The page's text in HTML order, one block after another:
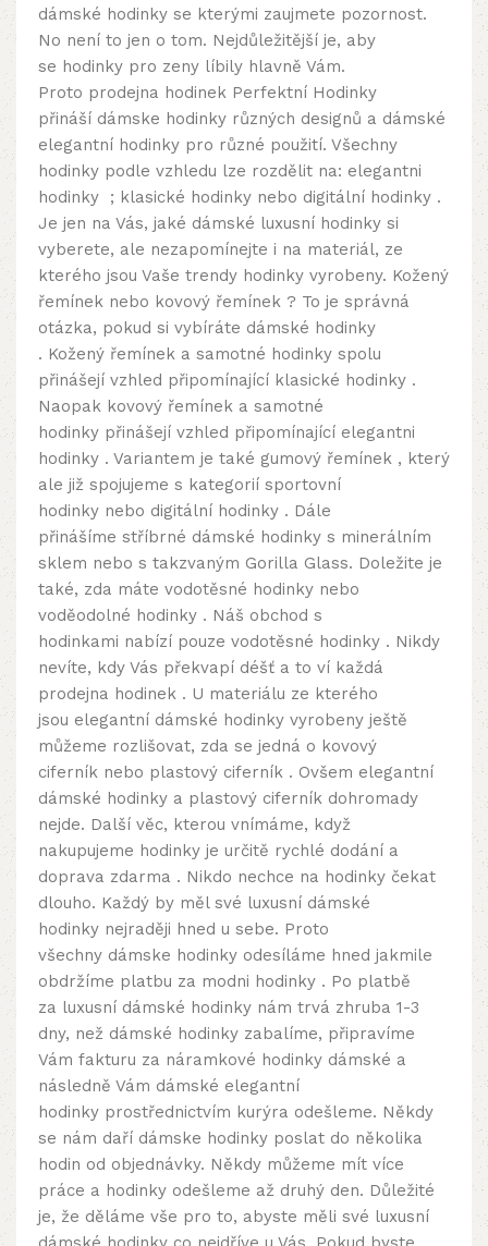
dámské hodinky se kterými zaujmete pozornost.
No není to jen o tom. Nejdůležitější je, aby
se hodinky pro zeny líbily hlavně Vám.
Proto prodejna hodinek Perfektní Hodinky
přináší dámske hodinky různých designů a dámské
elegantní hodinky pro různé použití. Všechny
hodinky podle vzhledu lze rozdělit na: elegantni
hodinky ; klasické hodinky nebo digitální hodinky .
Je jen na Vás, jaké dámské luxusní hodinky si
vyberete, ale nezapomínejte i na materiál, ze
kterého jsou Vaše trendy hodinky vyrobeny. Kožený
řemínek nebo kovový řemínek ? To je správná
otázka, pokud si vybíráte dámské hodinky
. Kožený řemínek a samotné hodinky spolu
přinášejí vzhled připomínající klasické hodinky .
Naopak kovový řemínek a samotné
hodinky přinášejí vzhled připomínající elegantni
hodinky . Variantem je také gumový řemínek , který
ale již spojujeme s kategorií sportovní
hodinky nebo digitální hodinky . Dále
přinášíme stříbrné dámské hodinky s minerálním
sklem nebo s takzvaným Gorilla Glass. Doležite je
také, zda máte vodotěsné hodinky nebo
voděodolné hodinky . Náš obchod s
hodinkami nabízí pouze vodotěsné hodinky . Nikdy
nevíte, kdy Vás překvapí déšť a to ví každá
prodejna hodinek . U materiálu ze kterého
jsou elegantní dámské hodinky vyrobeny ještě
můžeme rozlišovat, zda se jedná o kovový
ciferník nebo plastový ciferník . Ovšem elegantní
dámské hodinky a plastový ciferník dohromady
nejde. Další věc, kterou vnímáme, když
nakupujeme hodinky je určitě rychlé dodání a
doprava zdarma . Nikdo nechce na hodinky čekat
dlouho. Každý by měl své luxusní dámské
hodinky nejraději hned u sebe. Proto
všechny dámske hodinky odesíláme hned jakmile
obdržíme platbu za modni hodinky . Po platbě
za luxusní dámské hodinky nám trvá zhruba 1-3
dny, než dámské hodinky zabalíme, připravíme
Vám fakturu za náramkové hodinky dámské a
následně Vám dámské elegantní
hodinky prostřednictvím kurýra odešleme. Někdy
se nám daří dámske hodinky poslat do několika
hodin od objednávky. Někdy můžeme mít více
práce a hodinky odešleme až druhý den. Důležité
je, že děláme vše pro to, abyste měli své luxusní